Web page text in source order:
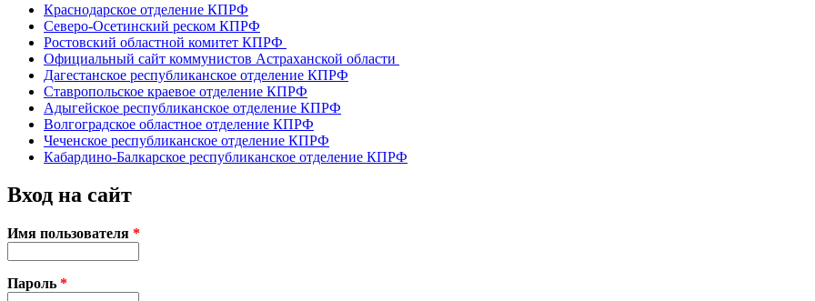
Краснодарское отделение КПРФ
Северо-Осетинский реском КПРФ
Ростовский областной комитет КПРФ
Официальный сайт коммунистов Астраханской области
Дагестанское республиканское отделение КПРФ
Ставропольское краевое отделение КПРФ
Адыгейское республиканское отделение КПРФ
Волгоградское областное отделение КПРФ
Чеченское республиканское отделение КПРФ
Кабардино-Балкарское республиканское отделение КПРФ
Вход на сайт
Имя пользователя *
Пароль *